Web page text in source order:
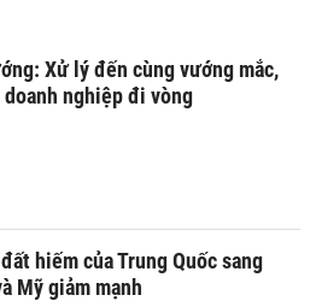
Xử lý đến cùng vướng mắc,
doanh nghiệp đi vòng
hiếm của Trung Quốc sang
Mỹ giảm mạnh